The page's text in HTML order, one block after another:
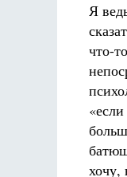
Я
что-
хочу,